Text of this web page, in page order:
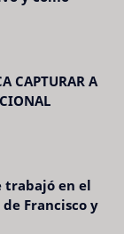
CAPTURAR A
trabajó en el
Francisco y